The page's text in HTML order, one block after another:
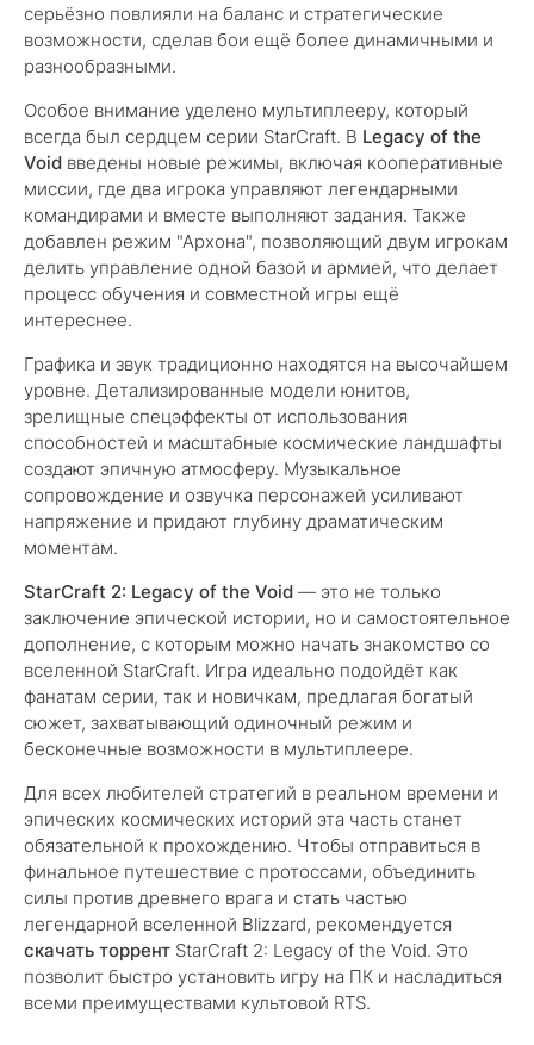
серьёзно повлияли на баланс и стратегические
возможности, сделав бои ещё более динамичными и
разнообразными.
Особое внимание уделено мультиплееру, который
всегда был сердцем серии StarCraft. В Legacy of the
Void введены новые режимы, включая кооперативные
миссии, где два игрока управляют легендарными
командирами и вместе выполняют задания. Также
добавлен режим "Архона", позволяющий двум игрокам
делить управление одной базой и армией, что делает
процесс обучения и совместной игры ещё
интереснее.
Графика и звук традиционно находятся на высочайшем
уровне. Детализированные модели юнитов,
зрелищные спецэффекты от использования
способностей и масштабные космические ландшафты
создают эпичную атмосферу. Музыкальное
сопровождение и озвучка персонажей усиливают
напряжение и придают глубину драматическим
моментам.
StarCraft 2: Legacy of the Void — это не только
заключение эпической истории, но и самостоятельное
дополнение, с которым можно начать знакомство со
вселенной StarCraft. Игра идеально подойдёт как
фанатам серии, так и новичкам, предлагая богатый
сюжет, захватывающий одиночный режим и
бесконечные возможности в мультиплеере.
Для всех любителей стратегий в реальном времени и
эпических космических историй эта часть станет
обязательной к прохождению. Чтобы отправиться в
финальное путешествие с протоссами, объединить
силы против древнего врага и стать частью
легендарной вселенной Blizzard, рекомендуется
скачать торрент StarCraft 2: Legacy of the Void. Это
позволит быстро установить игру на ПК и насладиться
всеми преимуществами культовой RTS.